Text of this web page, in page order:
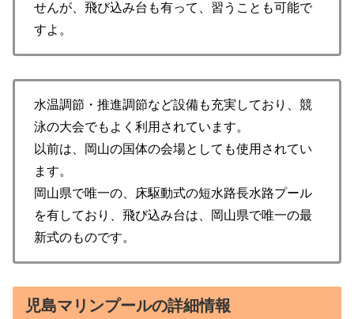
せんが、飛び込み台も有って、習うことも可能で
すよ。
水温調節・推進調節など設備も充実しており、競
泳の大会でもよく利用されています。
以前は、岡山の国体の会場としても使用されてい
ます。
岡山県で唯一の、床駆動式の短水路長水路プール
を有しており、飛び込み台は、岡山県で唯一の最
新式のものです。
児島マリンプールの詳細情報